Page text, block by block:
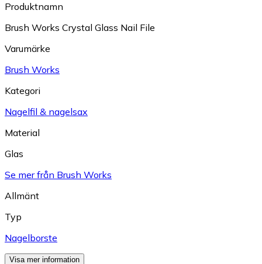
Produktnamn
Brush Works Crystal Glass Nail File
Varumärke
Brush Works
Kategori
Nagelfil & nagelsax
Material
Glas
Se mer från Brush Works
Allmänt
Typ
Nagelborste
Visa mer information